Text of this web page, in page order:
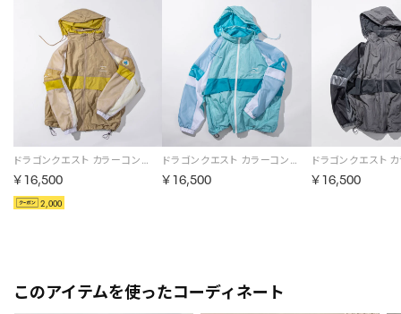
ドラゴンクエスト カラーコンビネーション トラックジャケット / DRAGON QUEST Color Combination Track Jacket （ベージュ）
￥16,500
2,000
ドラゴンクエスト カラーコンビネーション トラックジャケット / DRAGON QUEST Color Combination Track Jacket （ライトブルー）
￥16,500 ￥16,500
このアイテムを使ったコーディネート